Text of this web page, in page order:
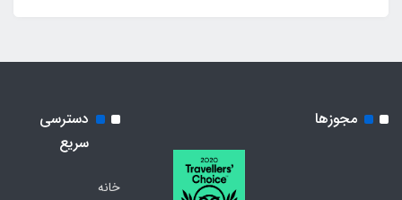
مجوزها
دسترسی
سریع
خانه